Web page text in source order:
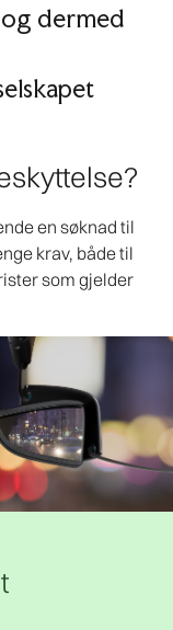
dermed
en søknad til
krav, både til
som gjelder